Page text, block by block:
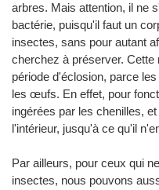
arbres. Mais attention, il ne
bactérie, puisqu'il faut un
insectes, sans pour autant
cherchez à préserver.
période d'éclosion, parce
les œufs. En effet, pour
ingérées par les chenilles,
l'intérieur, jusqu'à ce qu'il
Par ailleurs, pour ceux qui
insectes, nous pouvons